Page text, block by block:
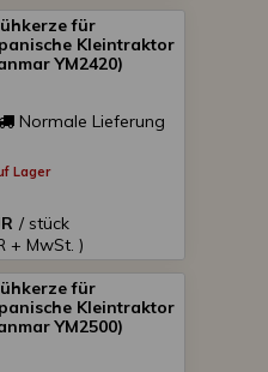
für
Kleintraktor
YM2420)
Normale Lieferung
Lager
/ stück
+ MwSt. )
für
Kleintraktor
YM2500)